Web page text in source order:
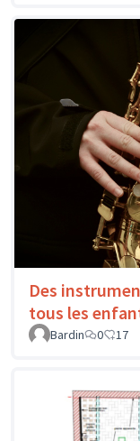
Des
tous les
Bardin
0 17